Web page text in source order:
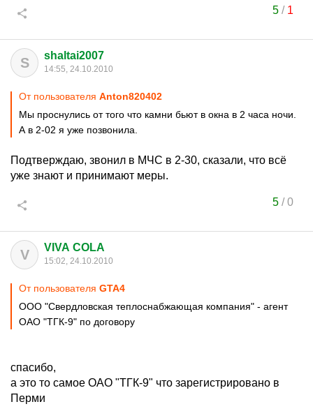
5/ 1
S shaltai2007
14:55, 24.10.2010
От пользователя Anton820402
Мы проснулись от того что камни бьют в окна в 2 часа ночи.
А в 2-02 я уже позвонила.
Подтверждаю, звонил в МЧС в 2-30, сказали, что всё
уже знают и принимают меры.
5/0
V VIVA COLA
15:02, 24.10.2010
От пользователя GTA4
ООО "Свердловская теплоснабжающая компания" - агент
ОАО "ТГК-9" по договору
спасибо,
а это то самое ОАО "ТГК-9" что зарегистрировано в
Перми